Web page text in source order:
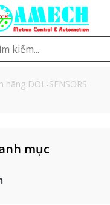
hãng DOL-SENSORS
mục